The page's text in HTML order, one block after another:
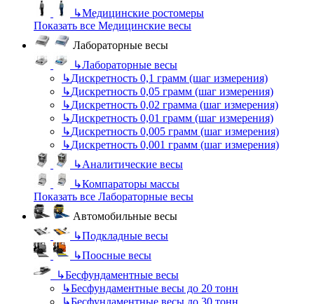
↳Медицинские ростомеры
Показать все Медицинские весы
Лабораторные весы
↳Лабораторные весы
↳Дискретность 0,1 грамм (шаг измерения)
↳Дискретность 0,05 грамм (шаг измерения)
↳Дискретность 0,02 грамма (шаг измерения)
↳Дискретность 0,01 грамм (шаг измерения)
↳Дискретность 0,005 грамм (шаг измерения)
↳Дискретность 0,001 грамм (шаг измерения)
↳Аналитические весы
↳Компараторы массы
Показать все Лабораторные весы
Автомобильные весы
↳Подкладные весы
↳Поосные весы
↳Бесфундаментные весы
↳Бесфундаментные весы до 20 тонн
↳Бесфундаментные весы до 30 тонн